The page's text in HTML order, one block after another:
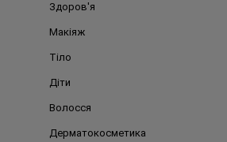
Здоров'я
Макіяж
Тіло
Діти
Волосся
Дерматокосметика